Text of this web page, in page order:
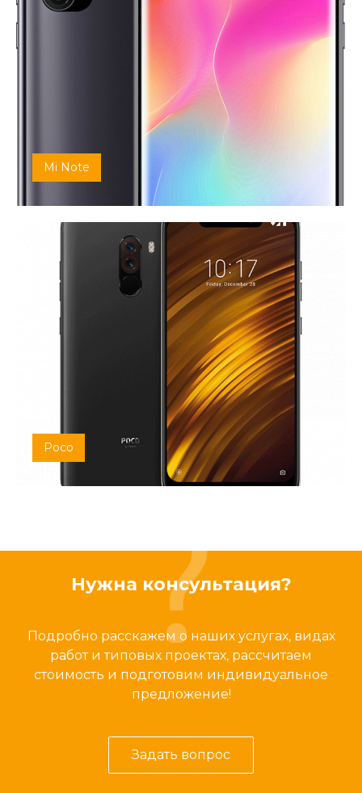
Mi Note
Poco
Нужна консультация?
Подробно расскажем о наших услугах, видах
работ и типовых проектах, рассчитаем
стоимость и подготовим индивидуальное
предложение!
Задать вопрос